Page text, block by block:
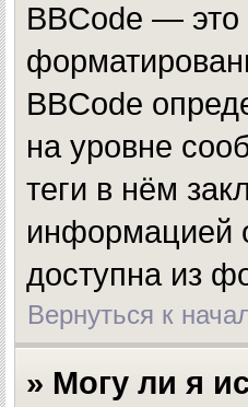
BBCode — это
BBCode
на уровне
теги в нём
информацией
доступна из
Вернуться к
» Могу ли я